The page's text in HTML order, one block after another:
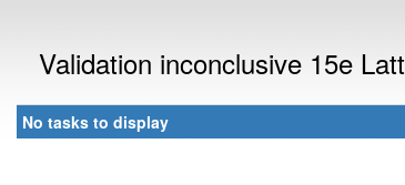
Validation inconclusive 15e
No tasks to display